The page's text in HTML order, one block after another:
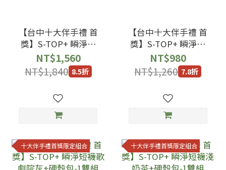
【台中十大伴手禮 首
獎】S-TOP+ 瞬淨短
襪文青藍/淺奶茶+硬
殼包-2雙組
NT$1,560
NT$1,840 8.5折
【台中十大伴手禮 首
獎】S-TOP+ 瞬淨短
襪文青藍+硬殼包-1雙
組
NT$980
NT$1,260 7.8折
十大伴手禮首獎限定組合 十大伴手禮首獎限定組合